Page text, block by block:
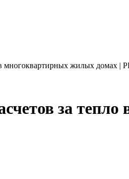
многоквартирных жилых домах |
за